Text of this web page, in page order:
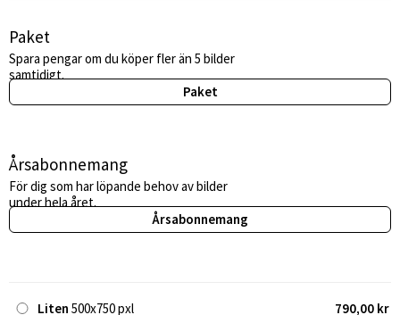
Paket
Spara pengar om du köper fler än 5 bilder
samtidigt.
Paket
Årsabonnemang
För dig som har löpande behov av bilder
under hela året.
Årsabonnemang
Liten 500x750 pxl 790,00 kr